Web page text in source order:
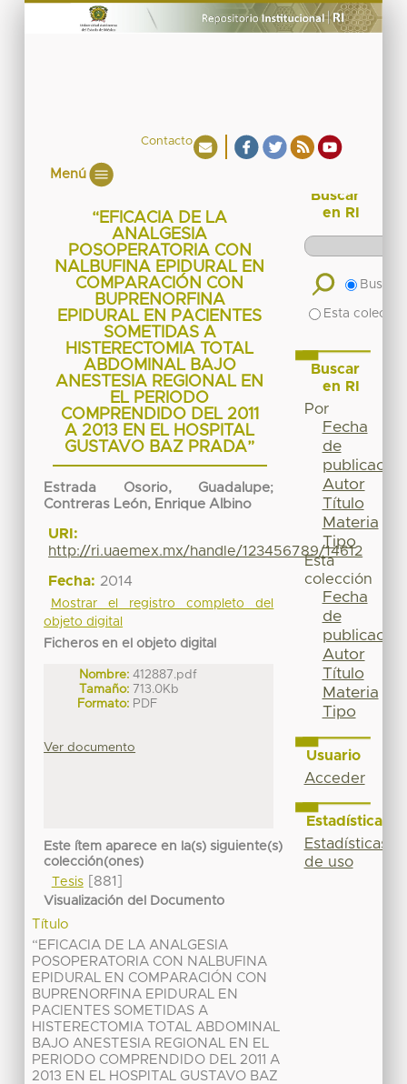
Contacto
Menú
“EFICACIA DE LA
ANALGESIA
POSOPERATORIA CON
NALBUFINA EPIDURAL EN
COMPARACIÓN CON
BUPRENORFINA
EPIDURAL EN PACIENTES
SOMETIDAS A
HISTERECTOMIA TOTAL
ABDOMINAL BAJO
ANESTESIA REGIONAL EN
EL PERIODO
COMPRENDIDO DEL 2011
A 2013 EN EL HOSPITAL
GUSTAVO BAZ PRADA”
Estrada Osorio, Guadalupe;
Contreras León, Enrique Albino
URI:
http://ri.uaemex.mx/handle/123456789/14612
Fecha: 2014
Mostrar el registro completo del
objeto digital
Ficheros en el objeto digital
Nombre: 412887.pdf
Tamaño: 713.0Kb
Formato: PDF
Ver documento
Este ítem aparece en la(s) siguiente(s)
colección(ones)
Tesis[881]
Visualización del Documento
Título
“EFICACIA DE LA ANALGESIA
POSOPERATORIA CON NALBUFINA
EPIDURAL EN COMPARACIÓN CON
BUPRENORFINA EPIDURAL EN
PACIENTES SOMETIDAS A
HISTERECTOMIA TOTAL ABDOMINAL
BAJO ANESTESIA REGIONAL EN EL
PERIODO COMPRENDIDO DEL 2011 A
2013 EN EL HOSPITAL GUSTAVO BAZ
Buscar
en RI
Buscar
Esta
Buscar
en RI
Por
Fecha
de
publicación
Autor
Título
Materia
Tipo
Esta
colección
Fecha
de
publicación
Autor
Título
Materia
Tipo
Usuario
Acceder
Estadísticas
Estadísticas
de uso